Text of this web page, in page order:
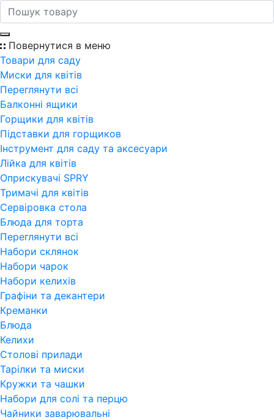
Повернутися в меню
Товари для саду
Миски для квітів
Переглянути всi
Балконні ящики
Горщики для квітів
Підставки для горщиков
Інструмент для саду та аксесуари
Лійка для квітів
Оприскувачі SPRY
Тримачі для квітів
Сервіровка стола
Блюда для торта
Переглянути всi
Набори склянок
Набори чарок
Набори келихів
Графіни та декантери
Креманки
Блюда
Келихи
Столові прилади
Тарілки та миски
Кружки та чашки
Набори для солі та перцю
Чайники заварювальні